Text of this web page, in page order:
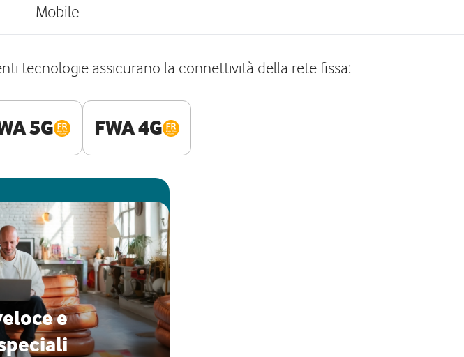
Mobile
tecnologie assicurano la connettività della rete fissa:
5G FWA 4G
e